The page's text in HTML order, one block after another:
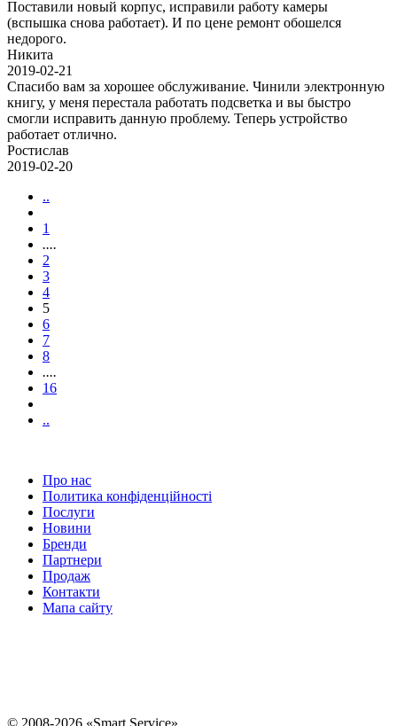
Поставили новый корпус, исправили работу камеры
(вспышка снова работает). И по цене ремонт обошелся
недорого.
Никита
2019-02-21
Спасибо вам за хорошее обслуживание. Чинили электронную
книгу, у меня перестала работать подсветка и вы быстро
смогли исправить данную проблему. Теперь устройство
работает отлично.
Ростислав
2019-02-20
..
1
....
2
3
4
5
6
7
8
....
16
..
Про нас
Политика конфіденційності
Послуги
Новини
Бренди
Партнери
Продаж
Контакти
Мапа сайту
© 2008-2026 «Smart Service»